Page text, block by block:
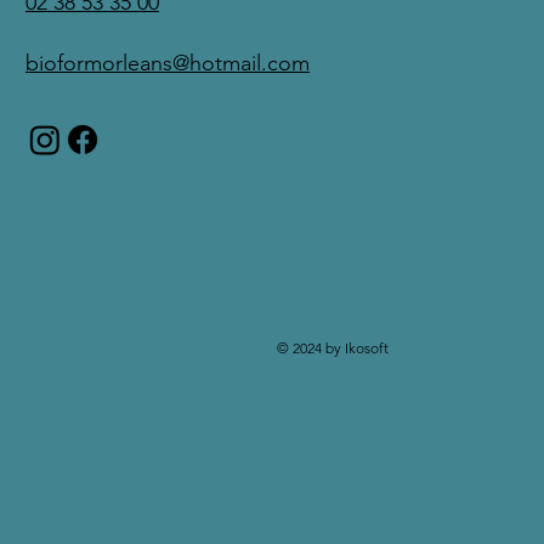
bioformorleans@hotmail.com
© 2024 by Ikosoft